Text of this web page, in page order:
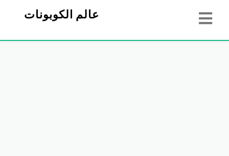
عالم الكوبونات